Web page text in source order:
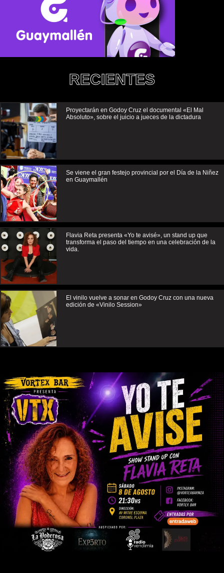
RECIENTES
Proyectarán en Godoy Cruz el documental «El Mal
Absoluto», sobre el juicio a jueces de la dictadura
Se viene el gran festejo provincial por el Día de la Niñez
en Guaymallén
Flavia Reta presenta «Yo te avisé», un stand up que
transforma el paso del tiempo en una celebración de la
vida.
El vinilo vuelve a sonar en Godoy Cruz con una nueva
edición de «Vinilo Session»